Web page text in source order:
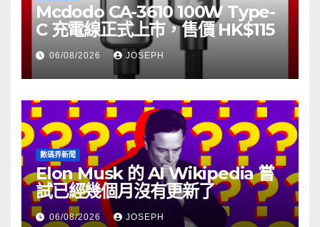
Mcdodo CA-3610 100W Type-
C 充電線正式上市，售價 HK$115
06/08/2026 JOSEPH
數碼界新聞
Elon Musk 的 AI Wikipedia 嘗
試已經幾個月沒有更新了
06/08/2026 JOSEPH